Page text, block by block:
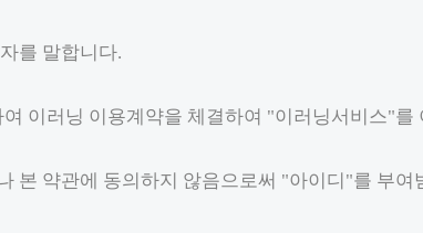
를 말합니다.
이러닝 이용계약을 체결하여 "이러닝서비스"를
약관에 동의하지 않음으로써 "아이디"를 부여